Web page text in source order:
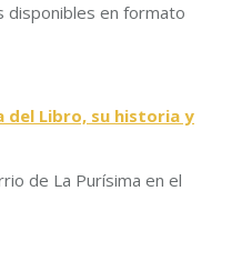
disponibles en formato
del Libro, su historia y
de La Purísima en el